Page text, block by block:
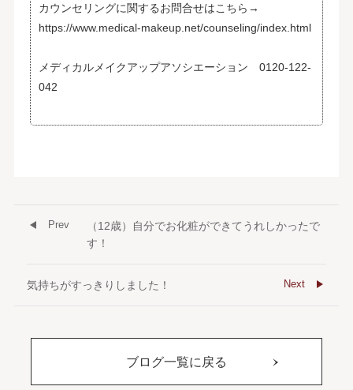
カウンセリングに関するお問合せはこちら→
https://www.medical-makeup.net/counseling/index.html
メディカルメイクアップアソシエーション 0120-122-
042
（12歳）自分でお化粧ができてうれしかったで
す！
Prev
気持ちがすっきりしました！ Next
ブログ一覧に戻る